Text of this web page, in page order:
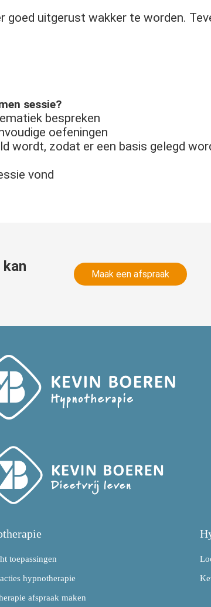
goed uitgerust wakker te worden.
sessie?
bespreken
oefeningen
wordt, zodat er een basis gelegd
vond
Maak een afspraak
toepassingen
hypnotherapie
afspraak maken